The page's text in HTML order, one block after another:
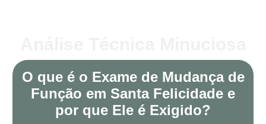
O que é o Exame de Mudança de
Função em Santa Felicidade e
por que Ele é Exigido?